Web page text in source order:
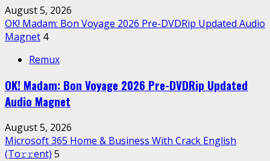
August 5, 2026
OK! Madam: Bon Voyage 2026 Pre-DVDRip Updated Audio
Magnet 4
Remux
OK! Madam: Bon Voyage 2026 Pre-DVDRip Updated
Audio Magnet
August 5, 2026
Microsoft 365 Home & Business With Crack English
(To𝚛𝚛еnt) 5